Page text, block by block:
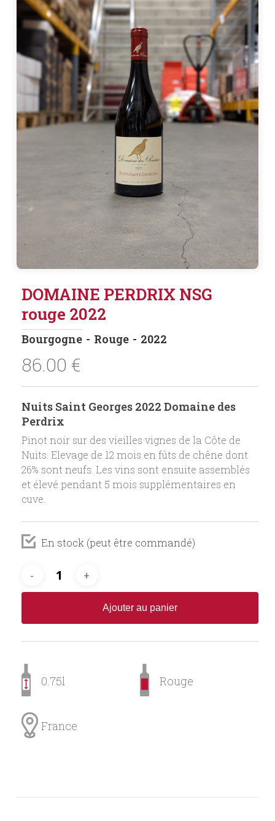
DOMAINE PERDRIX NSG
rouge 2022
Bourgogne Rouge 2022
86.00 €
Nuits Saint Georges 2022 Domaine des
Perdrix
Pinot noir sur des vieilles vignes de la Côte de
Nuits. Elevage de 12 mois en fûts de chêne dont
26% sont neufs. Les vins sont ensuite assemblés
et élevé pendant 5 mois supplémentaires en
cuve.
En stock (peut être commandé)
Ajouter au panier
0.75l Rouge
France